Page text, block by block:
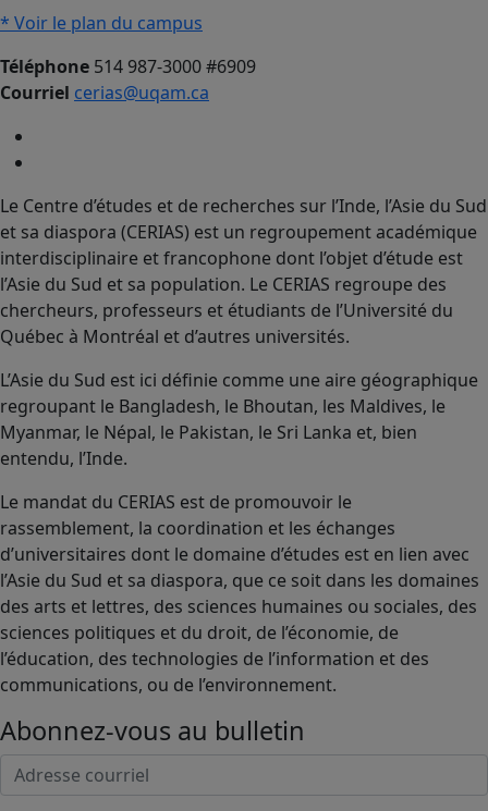
* Voir le plan du campus
Téléphone 514 987-3000 #6909
Courriel cerias@uqam.ca
Le Centre d’études et de recherches sur l’Inde, l’Asie du Sud
et sa diaspora (CERIAS) est un regroupement académique
interdisciplinaire et francophone dont l’objet d’étude est
l’Asie du Sud et sa population. Le CERIAS regroupe des
chercheurs, professeurs et étudiants de l’Université du
Québec à Montréal et d’autres universités.
L’Asie du Sud est ici définie comme une aire géographique
regroupant le Bangladesh, le Bhoutan, les Maldives, le
Myanmar, le Népal, le Pakistan, le Sri Lanka et, bien
entendu, l’Inde.
Le mandat du CERIAS est de promouvoir le
rassemblement, la coordination et les échanges
d’universitaires dont le domaine d’études est en lien avec
l’Asie du Sud et sa diaspora, que ce soit dans les domaines
des arts et lettres, des sciences humaines ou sociales, des
sciences politiques et du droit, de l’économie, de
l’éducation, des technologies de l’information et des
communications, ou de l’environnement.
Abonnez-vous au bulletin